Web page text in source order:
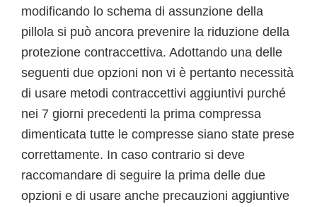
modificando lo schema di assunzione della
pillola si può ancora prevenire la riduzione della
protezione contraccettiva. Adottando una delle
seguenti due opzioni non vi è pertanto necessità
di usare metodi contraccettivi aggiuntivi purché
nei 7 giorni precedenti la prima compressa
dimenticata tutte le compresse siano state prese
correttamente. In caso contrario si deve
raccomandare di seguire la prima delle due
opzioni e di usare anche precauzioni aggiuntive